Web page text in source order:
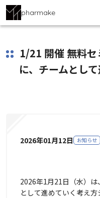
pharmake
1/21 開催 無料
に、チームとし
2026年01月12日 お知らせ
2026年1月21日（水）
として進めていく考え